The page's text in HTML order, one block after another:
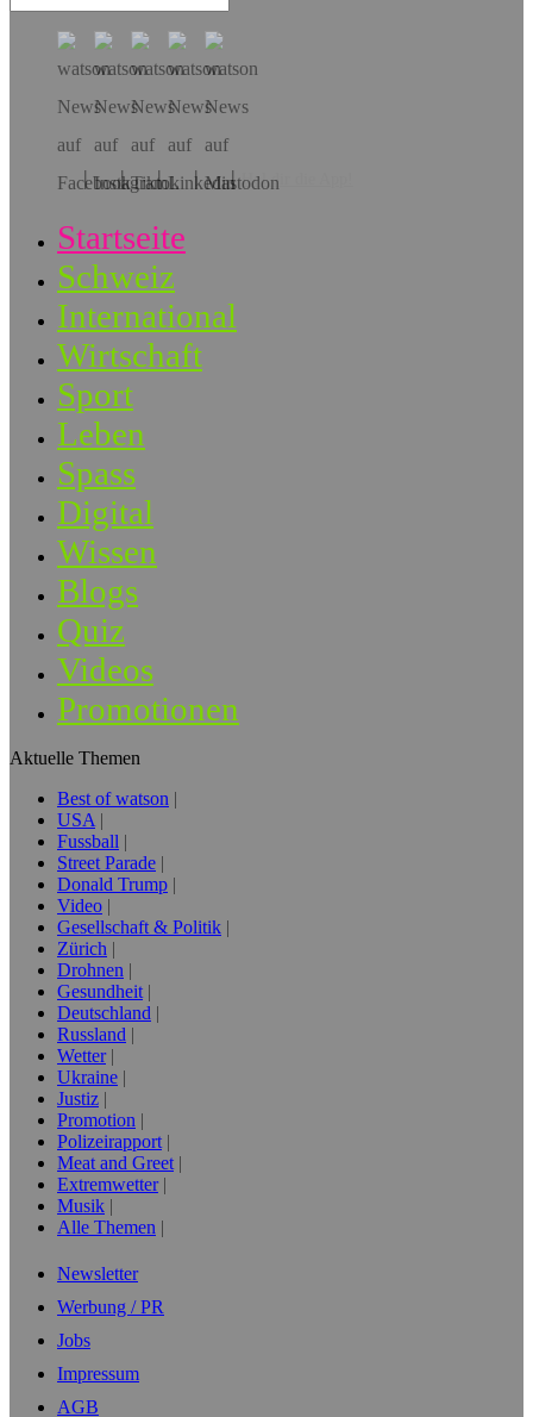
Hol dir die App!
Startseite
Schweiz
International
Wirtschaft
Sport
Leben
Spass
Digital
Wissen
Blogs
Quiz
Videos
Promotionen
Aktuelle Themen
Best of watson
USA
Fussball
Street Parade
Donald Trump
Video
Gesellschaft & Politik
Zürich
Drohnen
Gesundheit
Deutschland
Russland
Wetter
Ukraine
Justiz
Promotion
Polizeirapport
Meat and Greet
Extremwetter
Musik
Alle Themen
Newsletter
Werbung / PR
Jobs
Impressum
AGB